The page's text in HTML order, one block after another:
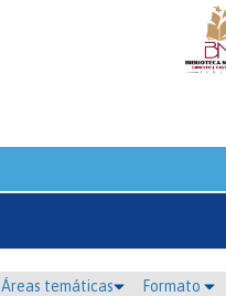
Áreas temáticas Formato